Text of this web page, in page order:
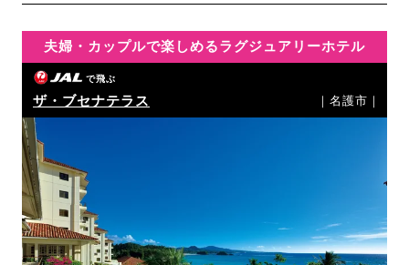
夫婦・カップルで楽しめるラグジュアリーホテル
で飛ぶ
ザ・ブセナテラス ｜名護市｜